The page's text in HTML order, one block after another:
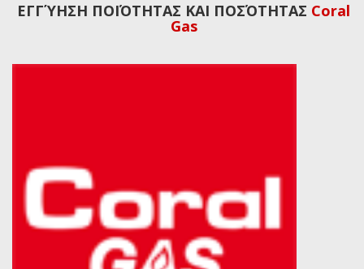
ΕΓΓΎΗΣΗ ΠΟΙΌΤΗΤΑΣ ΚΑΙ ΠΟΣΌΤΗΤΑΣ Coral
Gas